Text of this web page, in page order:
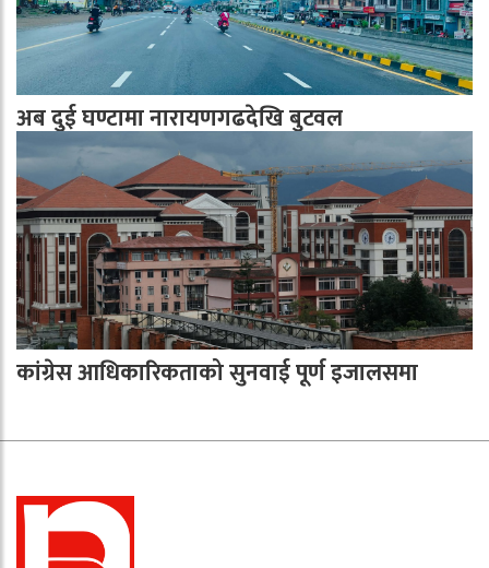
अब दुई घण्टामा नारायणगढदेखि बुटवल
कांग्रेस आधिकारिकताको सुनवाई पूर्ण इजालसमा